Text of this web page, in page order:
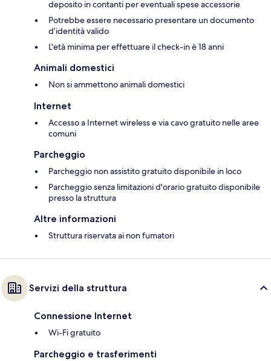
deposito in contanti per eventuali spese accessorie
Potrebbe essere necessario presentare un documento
d’identità valido
L'età minima per effettuare il check-in è 18 anni
Animali domestici
Non si ammettono animali domestici
Internet
Accesso a Internet wireless e via cavo gratuito nelle aree
comuni
Parcheggio
Parcheggio non assistito gratuito disponibile in loco
Parcheggio senza limitazioni d'orario gratuito disponibile
presso la struttura
Altre informazioni
Struttura riservata ai non fumatori
Servizi della struttura
Connessione Internet
Wi-Fi gratuito
Parcheggio e trasferimenti